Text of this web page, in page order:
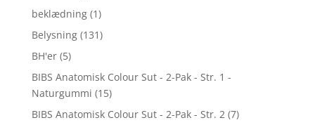
beklædning (1)
Belysning (131)
BH'er (5)
BIBS Anatomisk Colour Sut - 2-Pak - Str. 1 -
Naturgummi (15)
BIBS Anatomisk Colour Sut - 2-Pak - Str. 2 (7)